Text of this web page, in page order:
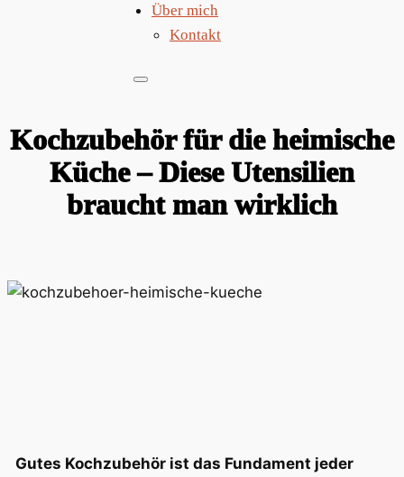
Über mich
Kontakt
Kochzubehör für die heimische
Küche – Diese Utensilien
braucht man wirklich
Gutes Kochzubehör ist das Fundament jeder